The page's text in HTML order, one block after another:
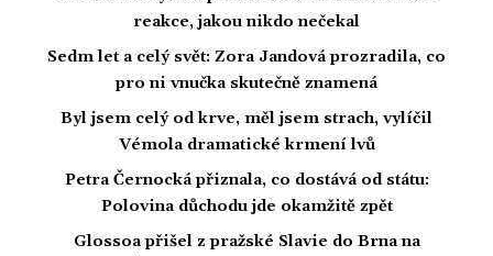
reakce, jakou nikdo nečekal
Sedm let a celý svět: Zora Jandová prozradila, co
pro ni vnučka skutečně znamená
Byl jsem celý od krve, měl jsem strach, vylíčil
Vémola dramatické krmení lvů
Petra Černocká přiznala, co dostává od státu:
Polovina důchodu jde okamžitě zpět
Glossoa přišel z pražské Slavie do Brna na